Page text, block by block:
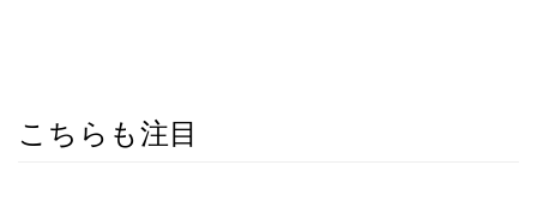
こちらも注目